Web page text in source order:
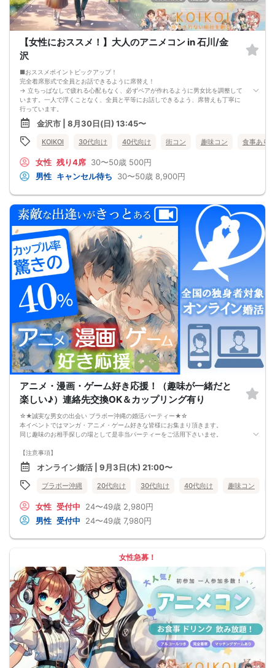
【女性におススメ！】大人のアニメコン in 石川/金
沢
■おススメポイントピックアップ！
完全着席形式で全員とお話できるように席替え！
→ 立ちっぱなしで疲れる心配もなく、必ずペアが作れるように男女比を調整して
います。一人で浮くことなく、全員と平等にお話しできるよう、席替えも丁寧に
行っています。
会話を盛り上げるプロフィールシート＆アニメ一覧表！
→ 趣味や好みからスムーズに会話がスタート！「何を話そう…」と悩むことな
く、共通の話題で盛り上がれます。
自然なつながりをサポートするマッチングゲーム開催！
返却されるので安心です。
■最少催行人数
男女2対2
■飲食
4品以上のコース料理＋アルコール含む飲み放題付き！
→ お酒が飲めない方にはソフトドリンクも豊富にご用意しています！
金沢市 | 8月30日(日) 13:45〜
KOIKOI 30代向け 40代向け 街コン 趣味コン 食事あり
女性 残り4席 30〜50歳 500円
男性 キャンセル待ち 30〜50歳 8,900円
アニメ・漫画・ゲーム好き応援！（趣味が一緒だと
楽しい♪）連絡先交換OK＆カップリング有り
☆★誠実な男女の出会い ブラボー沖縄の婚活パーティー★☆
本イベントではマンガ・アニメ・ゲーム好きな皆様にお集まり頂きます。
同じ趣味のお相手探しの場として是非当パーティーをご活用下さいませ。
【注意事項】
・全国各地に募集しております。お相手の居住地はご自身の居住地と異なる場合
がございます。
・本人様確認書類のご提示をお願いしております。免許証やマイナンバーカード
等をご準備下さい。
ご了承下さいませ。
・終了時刻は目安となります。正確な終了時刻はイベント開始時にスタッフより
ご案内いたします。
・最小催行人数 1対1、最大20名（男女比調整のため定員になる前にキャンセル待
・イベント開催時刻１時間前迄に最小催行人数に満たない場合は中止のご連絡を
差し上げます。
オンライン婚活 | 9月3日(木) 21:00〜
ブラボー沖縄 20代向け 30代向け 40代向け 趣味コン
女性 受付中 24〜49歳 2,980円
男性 受付中 24〜49歳 7,980円
女性急募！